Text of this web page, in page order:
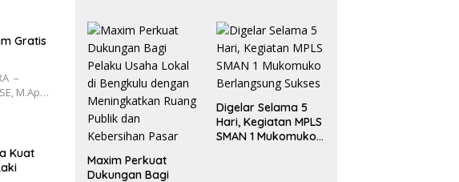
Gratis
–
M.Ap…
Kuat
Maxim Perkuat
Dukungan Bagi
Digelar Selama 5
Hari, Kegiatan MPLS
SMAN 1 Mukomuko